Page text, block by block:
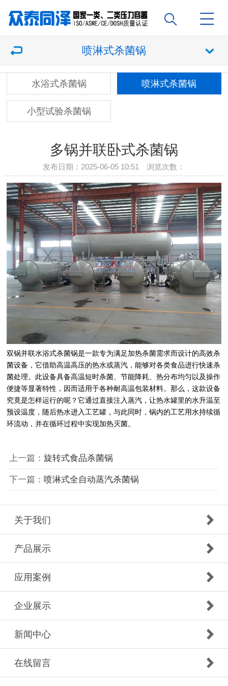
喷淋式杀菌锅
水浴式杀菌锅 喷淋式杀菌锅
小型试验杀菌锅
多锅并联卧式杀菌锅
发布日期：2025-06-05 10:51 浏览次数：
双锅并联水浴式杀菌锅是一款专为满足加热杀菌需求而设计的高效杀
菌设备，它借助高温高压的热水或蒸汽，能够对各类食品进行快速杀
菌处理。此设备具备高温短时杀菌、节能降耗、热分布均匀以及操作
便捷等显著特性，因而适用于各种耐高温包装材料。那么，这款设备
究竟是怎样运行的呢？它通过直接注入蒸汽，让热水罐里的水升温至
预设温度，随后热水进入工艺罐，与此同时，锅内的工艺用水持续循
环流动，并在循环过程中实现加热灭菌。
上一篇： 旋转式食品杀菌锅
下一篇： 喷淋式全自动蒸汽杀菌锅
关于我们
产品展示
应用案例
企业展示
新闻中心
在线留言